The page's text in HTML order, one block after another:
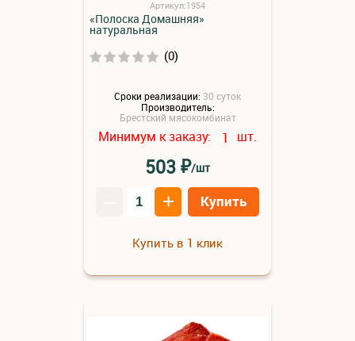
Артикул:1954
«Полоска Домашняя»
натуральная
(0)
Сроки реализации: 30 суток
Производитель:
Брестский мясокомбинат
Минимум к заказу: 1 шт.
503₽/шт
+ Купить
Купить в 1 клик